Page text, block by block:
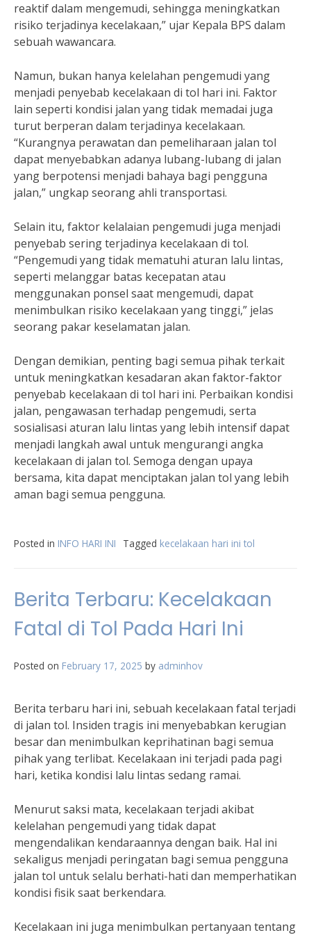
reaktif dalam mengemudi, sehingga meningkatkan
risiko terjadinya kecelakaan,” ujar Kepala BPS dalam
sebuah wawancara.
Namun, bukan hanya kelelahan pengemudi yang
menjadi penyebab kecelakaan di tol hari ini. Faktor
lain seperti kondisi jalan yang tidak memadai juga
turut berperan dalam terjadinya kecelakaan.
“Kurangnya perawatan dan pemeliharaan jalan tol
dapat menyebabkan adanya lubang-lubang di jalan
yang berpotensi menjadi bahaya bagi pengguna
jalan,” ungkap seorang ahli transportasi.
Selain itu, faktor kelalaian pengemudi juga menjadi
penyebab sering terjadinya kecelakaan di tol.
“Pengemudi yang tidak mematuhi aturan lalu lintas,
seperti melanggar batas kecepatan atau
menggunakan ponsel saat mengemudi, dapat
menimbulkan risiko kecelakaan yang tinggi,” jelas
seorang pakar keselamatan jalan.
Dengan demikian, penting bagi semua pihak terkait
untuk meningkatkan kesadaran akan faktor-faktor
penyebab kecelakaan di tol hari ini. Perbaikan kondisi
jalan, pengawasan terhadap pengemudi, serta
sosialisasi aturan lalu lintas yang lebih intensif dapat
menjadi langkah awal untuk mengurangi angka
kecelakaan di jalan tol. Semoga dengan upaya
bersama, kita dapat menciptakan jalan tol yang lebih
aman bagi semua pengguna.
Posted in INFO HARI INI Tagged kecelakaan hari ini tol
Berita Terbaru: Kecelakaan
Fatal di Tol Pada Hari Ini
Posted on February 17, 2025 by adminhov
Berita terbaru hari ini, sebuah kecelakaan fatal terjadi
di jalan tol. Insiden tragis ini menyebabkan kerugian
besar dan menimbulkan keprihatinan bagi semua
pihak yang terlibat. Kecelakaan ini terjadi pada pagi
hari, ketika kondisi lalu lintas sedang ramai.
Menurut saksi mata, kecelakaan terjadi akibat
kelelahan pengemudi yang tidak dapat
mengendalikan kendaraannya dengan baik. Hal ini
sekaligus menjadi peringatan bagi semua pengguna
jalan tol untuk selalu berhati-hati dan memperhatikan
kondisi fisik saat berkendara.
Kecelakaan ini juga menimbulkan pertanyaan tentang